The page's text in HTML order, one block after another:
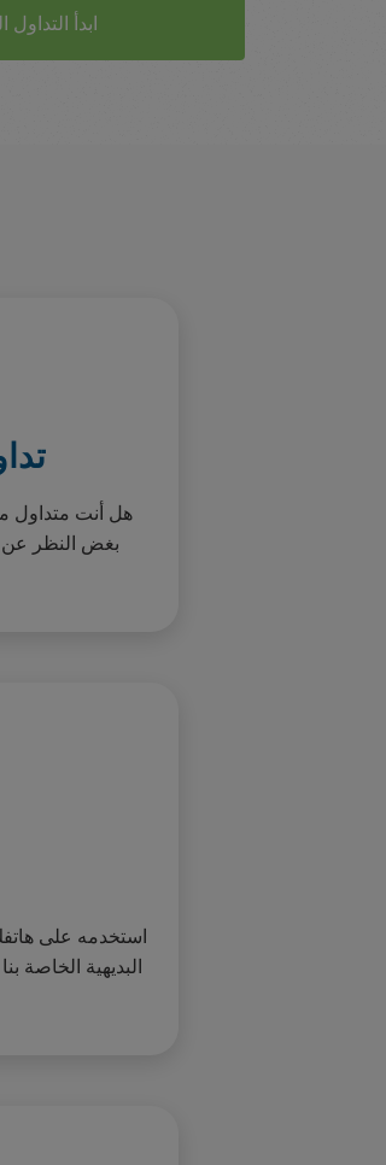
ابدأ التداول
هل أنت متداول
بغض النظر عن
استخدمه على
البديهية الخاصة